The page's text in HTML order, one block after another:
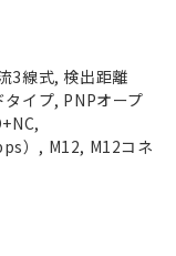
3線式, 検出距離
イプ, PNPオープ
）, M12, M12コネ